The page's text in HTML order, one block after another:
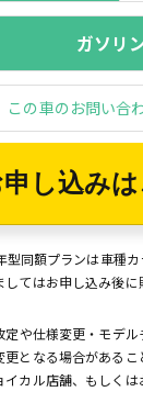
ガソリ
この車のお問い合
し込み
同額プランは車種カ
してはお申し込み後
や仕様変更・モデ
となる場合があるこ
カル店舗、もしく